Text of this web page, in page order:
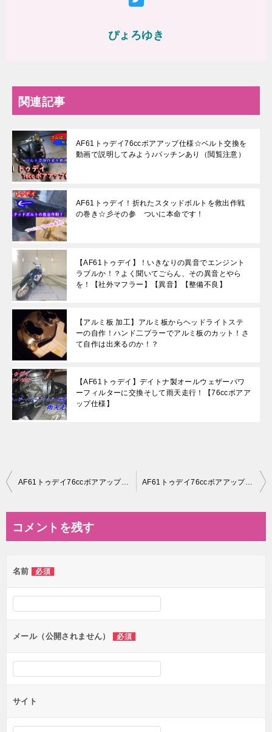
ぴょろゆき
関連記事
AF61トゥデイ76ccボアアップ仕様☆ベルト交換を
動画で説明してみよう♪パッチンあり（閲覧注意）
AF61トゥデイ！折れたスタッドボルトを救出作戦
の巻き☆彡その参 ついに本命です！
【AF61トゥデイ】！いきなりの異音でエンジント
ラブルか！？よく聞いてごらん、その異音とやら
を！【社外マフラー】【異音】【整備不良】
【アルミ板 加工】アルミ板からヘッドライトステ
ーの自作！ハンド二プラーでアルミ板のカット！さ
て自作は出来るのか！？
【AF61トゥデイ】デイトナ製オールウェザーパワ
ーフィルターに交換そして雨天走行！【76ccボアア
ップ仕様】
投
ビ
ー
シ
ン
AF61トゥデイ76ccボアアップ！気になるあの部分を手直し♪♪♪ AF61トゥデイ76ccボアアップ仕様の気になる燃費!Vol.4☆3日間でガソリンが！？山を往復しての燃費はどうなのか？
コメントを残す
名前 必須
メール（公開されません） 必須
サイト